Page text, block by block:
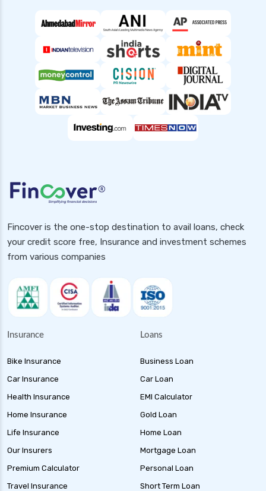
Fincover is the one-stop destination to avail loans, check
your credit score free, Insurance and investment schemes
from various companies
Insurance
Bike Insurance
Car Insurance
Health Insurance
Home Insurance
Life Insurance
Our Insurers
Premium Calculator
Travel Insurance
Loans
Business Loan
Car Loan
EMI Calculator
Gold Loan
Home Loan
Mortgage Loan
Personal Loan
Short Term Loan